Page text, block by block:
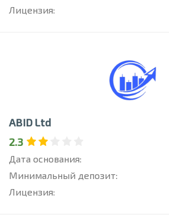
Лицензия:
ABID Ltd
2.3
Дата основания:
Минимальный депозит:
Лицензия: